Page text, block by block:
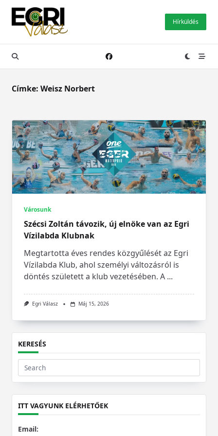
Skip
content
Hírküldés
Címke: Weisz Norbert
Városunk
Szécsi Zoltán távozik, új elnöke van az Egri
Vízilabda Klubnak
Megtartotta éves rendes közgyűlését az Egri
Vízilabda Klub, ahol személyi változásról is
döntés született a klub vezetésében. A ...
Egri Válasz Máj 15, 2026
KERESÉS
Search
for:
ITT VAGYUNK ELÉRHETŐEK
Email: